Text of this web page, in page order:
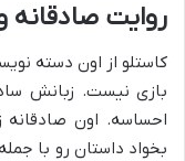
روایت صادقانه
کاستلو از اون دسته
بازی نیست. زبانش
احساسه. اون
بخواد داستان رو با